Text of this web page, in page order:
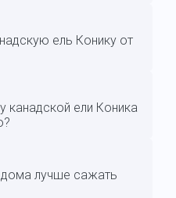
ель Конику от
канадской ели Коника
лучше сажать